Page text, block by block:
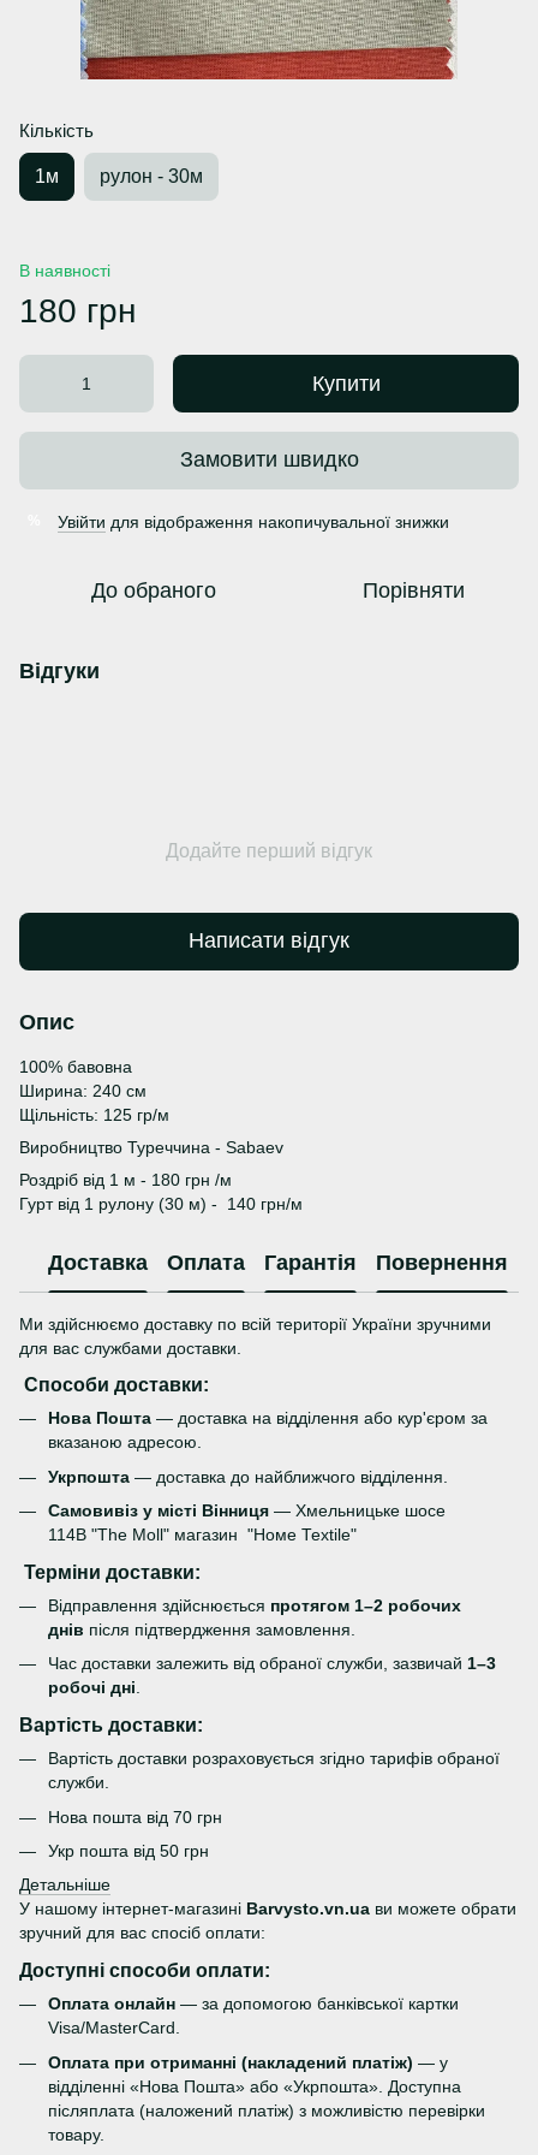
Кількість
1м рулон - 30м
В наявності
180 грн
Купити
Замовити швидко
Увійти для відображення накопичувальної знижки
До обраного Порівняти
Відгуки
Додайте перший відгук
Написати відгук
Опис
100% бавовна
Ширина: 240 см
Щільність: 125 гр/м
Виробництво Туреччина - Sabaev
Роздріб від 1 м - 180 грн /м
Гурт від 1 рулону (30 м) - 140 грн/м
Доставка Оплата Гарантія Повернення
Ми здійснюємо доставку по всій території України зручними
для вас службами доставки.
Способи доставки:
Нова Пошта — доставка на відділення або кур'єром за
вказаною адресою.
Укрпошта — доставка до найближчого відділення.
Самовивіз у місті Вінниця — Хмельницьке шосе
114В "The Moll" магазин "Номе Теxtile"
Терміни доставки:
Відправлення здійснюється протягом 1–2 робочих
днів після підтвердження замовлення.
Час доставки залежить від обраної служби, зазвичай 1–3
робочі дні.
Вартість доставки:
Вартість доставки розраховується згідно тарифів обраної
служби.
Нова пошта від 70 грн
Укр пошта від 50 грн
Детальніше
У нашому інтернет-магазині Barvysto.vn.ua ви можете обрати
зручний для вас спосіб оплати:
Доступні способи оплати:
Оплата онлайн — за допомогою банківської картки
Visa/MasterCard.
Оплата при отриманні (накладений платіж) — у
відділенні «Нова Пошта» або «Укрпошта». Доступна
післяплата (наложений платіж) з можливістю перевірки
товару.